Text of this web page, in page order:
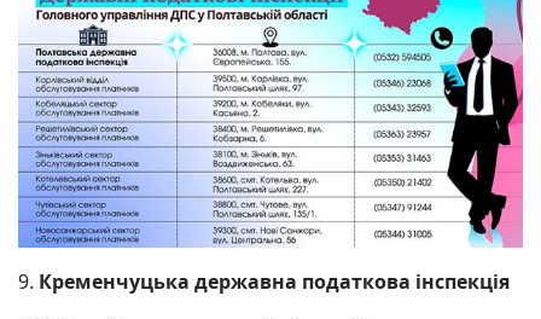
9. Кременчуцька державна податкова інспекція